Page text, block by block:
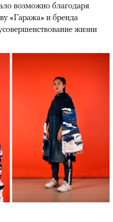
возможно благодаря
«Гаража» и бренда
жизни